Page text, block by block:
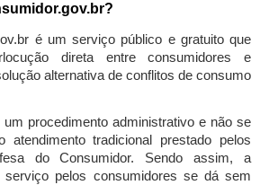
é um serviço público e gratuito que
direta entre consumidores e
alternativa de conflitos de consumo
um procedimento administrativo e não se
atendimento tradicional prestado pelos
do Consumidor. Sendo assim, a
serviço pelos consumidores se dá sem